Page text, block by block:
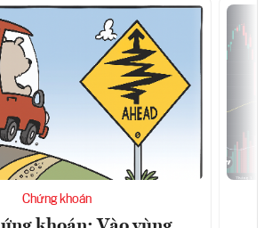
Chứng khoán